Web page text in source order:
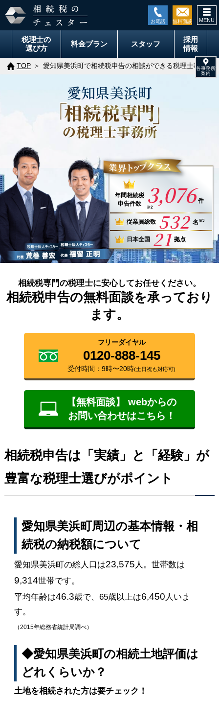
税理士の
選び方
料金プラン スタッフ
採用
情報
TOP 愛知県美浜町で相続税申告の相談ができる税理士事務所
愛知県美浜町
年間相続税
申告件数
3,076 件
※2
従業員総数 532 名 ※3
日本全国 21 拠点
相続税専門の税理士に安心してお任せください。
相続税申告の無料面談を承っており
ます。
フリーダイヤル
0120-888-145
受付時間：9時〜20時(土日祝も対応可)
【無料面談】 webからの
お問い合わせはこちら！
相続税申告は「実績」と「経験」が
豊富な税理士選びがポイント
愛知県美浜町周辺の基本情報・相
続税の納税額について
愛知県美浜町の総人口は23,575 人。世帯数は
9,314世帯です。
平均年齢は46.3歳で、65歳以上は6,450 人いま
す。
（2015年総務省統計局調べ）
◆愛知県美浜町の相続土地評価は
どれくらいか？
土地を相続された方は要チェック！